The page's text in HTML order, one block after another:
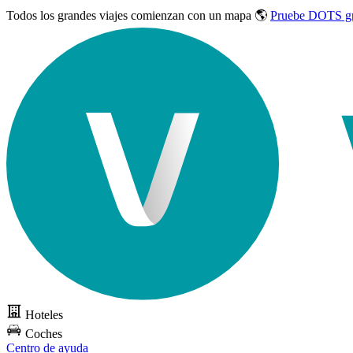
Todos los grandes viajes comienzan con un mapa 🌎 Pruebe DOTS
Hoteles
Coches
Centro de ayuda